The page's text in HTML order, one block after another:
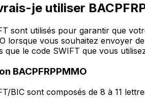
je utiliser
sont utilisés pour garantir que
lorsque vous souhaitez envoyer
que le code SWIFT que vous
BACPFRPPMMO
BIC sont composés de 8 à 11